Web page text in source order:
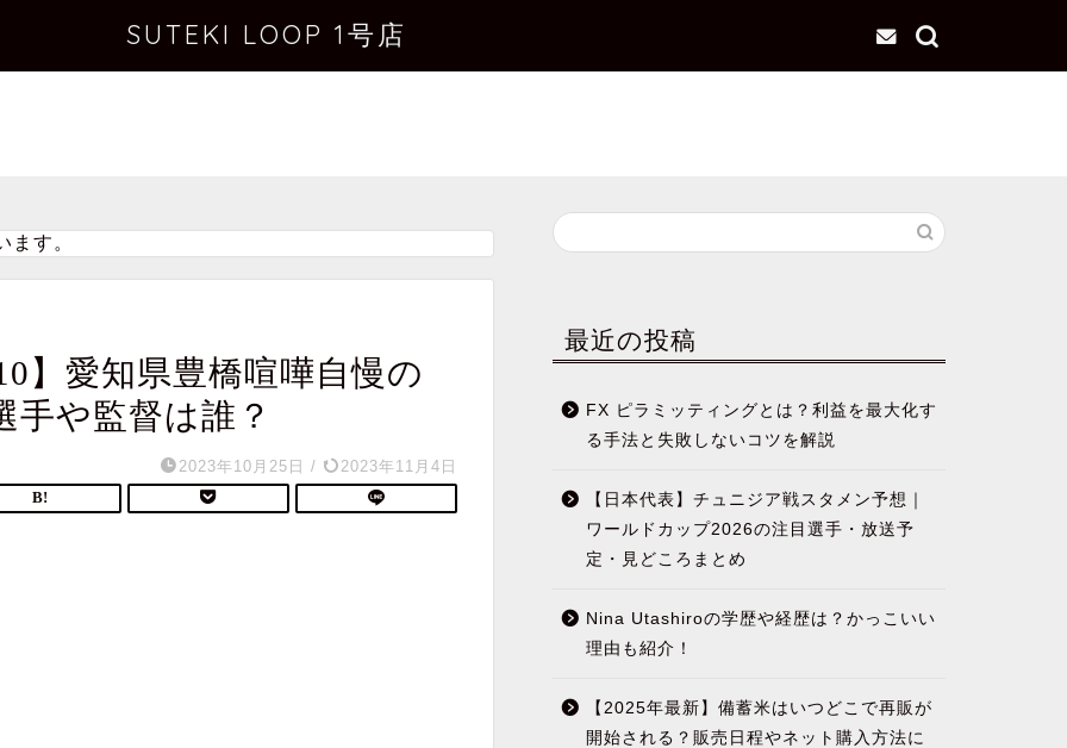
SUTEKI LOOP 1号店
す。
】愛知県豊橋喧嘩自慢の
手や監督は誰？
2023年10月25日 / 2023年11月4日
最近の投稿
FX ピラミッティングとは？利益を最大化す
る手法と失敗しないコツを解説
【日本代表】チュニジア戦スタメン予想｜
ワールドカップ2026の注目選手・放送予
定・見どころまとめ
Nina Utashiroの学歴や経歴は？かっこいい
理由も紹介！
【2025年最新】備蓄米はいつどこで再販が
開始される？販売日程やネット購入方法に